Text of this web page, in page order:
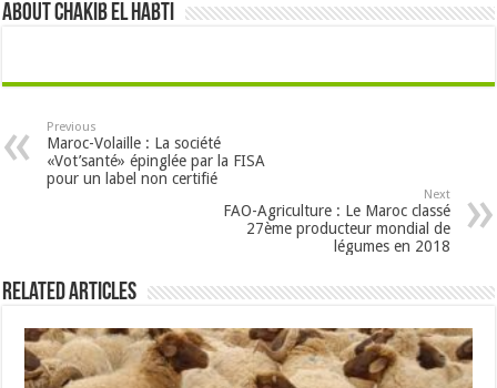
About Chakib el habti
Previous
Maroc-Volaille : La société
«Vot’santé» épinglée par la FISA
pour un label non certifié
Next
FAO-Agriculture : Le Maroc classé
27ème producteur mondial de
légumes en 2018
Related Articles